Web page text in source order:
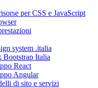
per CSS e JavaScript
system .italia
Bootstrap Italia
React
Angular
di sito e servizi